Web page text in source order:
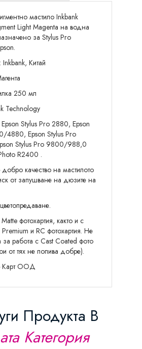
мастило Inkbank
Light Magenta на водна
за Stylus Pro
.
Китай
250 мл
Technology
Stylus Pro 2880, Epson
4880, Epson Stylus Pro
Stylus Pro 9800/988,0
R2400 .
качество на мастилото
от запушване на дюзите на
фотохартия, както и с
и RC фотохартия. Не
работа с Cast Coated фото
от тях не попива добре).
Карт ООД
Продукта В
Категория